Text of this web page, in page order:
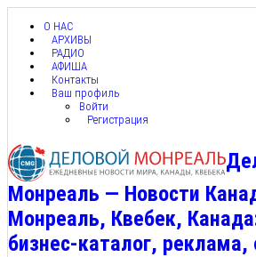
О НАС
АРХИВЫ
РАДИО
АФИША
Контакты
Ваш профиль
Войти
Регистрация
Монреаль — Новости
Монреаль, Квебек,
бизнес-каталог, реклама,